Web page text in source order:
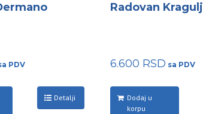
Detalji
Radovan Kragulj
6.600 RSD
Dodaj u
korpu